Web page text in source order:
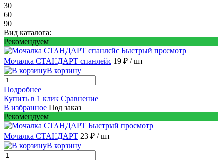
30
60
90
Вид каталога:
Рекомендуем
Быстрый просмотр
Мочалка СТАНДАРТ спанлейс 19 ₽ / шт
В корзину
Подробнее
Купить в 1 клик Сравнение
В избранное Под заказ
Рекомендуем
Быстрый просмотр
Мочалка СТАНДАРТ 23 ₽ / шт
В корзину